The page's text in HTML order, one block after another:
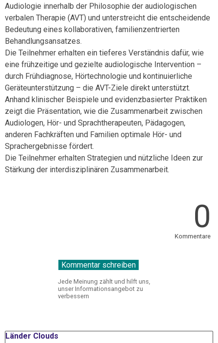
Audiologie innerhalb der Philosophie der audiologischen
verbalen Therapie (AVT) und unterstreicht die entscheidende
Bedeutung eines kollaborativen, familienzentrierten
Behandlungsansatzes.
Die Teilnehmer erhalten ein tieferes Verständnis dafür, wie
eine frühzeitige und gezielte audiologische Intervention –
durch Frühdiagnose, Hörtechnologie und kontinuierliche
Geräteunterstützung – die AVT-Ziele direkt unterstützt.
Anhand klinischer Beispiele und evidenzbasierter Praktiken
zeigt die Präsentation, wie die Zusammenarbeit zwischen
Audiologen, Hör- und Sprachtherapeuten, Pädagogen,
anderen Fachkräften und Familien optimale Hör- und
Sprachergebnisse fördert.
Die Teilnehmer erhalten Strategien und nützliche Ideen zur
Stärkung der interdisziplinären Zusammenarbeit.
0
Kommentare
Jede Meinung zählt und hilft uns,
unser Informationsangebot zu
verbessern
Block überspringen Länder Clouds
Länder Clouds